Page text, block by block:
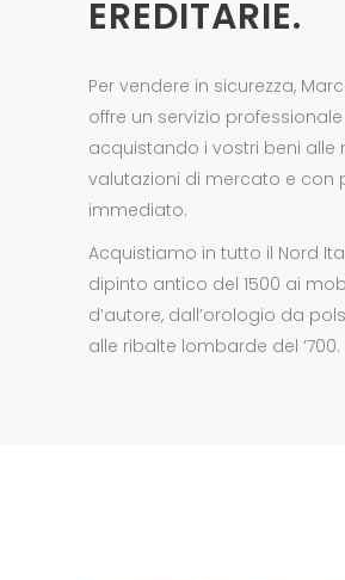
EREDITARIE.
Per vendere in sicurezza,
offre un servizio professionale
acquistando i vostri beni alle
valutazioni di mercato e con
immediato.
Acquistiamo in tutto il Nord
dipinto antico del 1500 ai
d’autore, dall’orologio da
alle ribalte lombarde del ‘700.